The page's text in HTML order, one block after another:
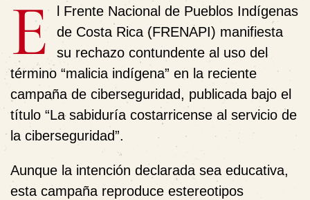
E
l Frente Nacional de Pueblos Indígenas
de Costa Rica (FRENAPI) manifiesta
su rechazo contundente al uso del
término “malicia indígena” en la reciente
campaña de ciberseguridad, publicada bajo el
título “La sabiduría costarricense al servicio de
la ciberseguridad”.
Aunque la intención declarada sea educativa,
esta campaña reproduce estereotipos